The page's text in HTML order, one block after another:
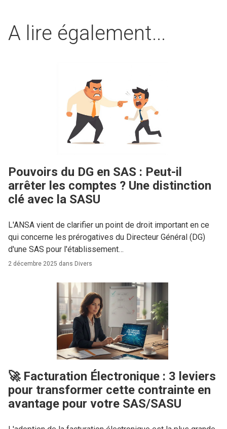
A lire également...
Pouvoirs du DG en SAS : Peut-il
arrêter les comptes ? Une distinction
clé avec la SASU
L'ANSA vient de clarifier un point de droit important en ce
qui concerne les prérogatives du Directeur Général (DG)
d'une SAS pour l'établissement…
2 décembre 2025 dans Divers
🚀 Facturation Électronique : 3 leviers
pour transformer cette contrainte en
avantage pour votre SAS/SASU